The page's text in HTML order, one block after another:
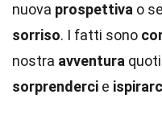
nuova prospettiva o
sorriso. I fatti sono
nostra avventura
sorprenderci e